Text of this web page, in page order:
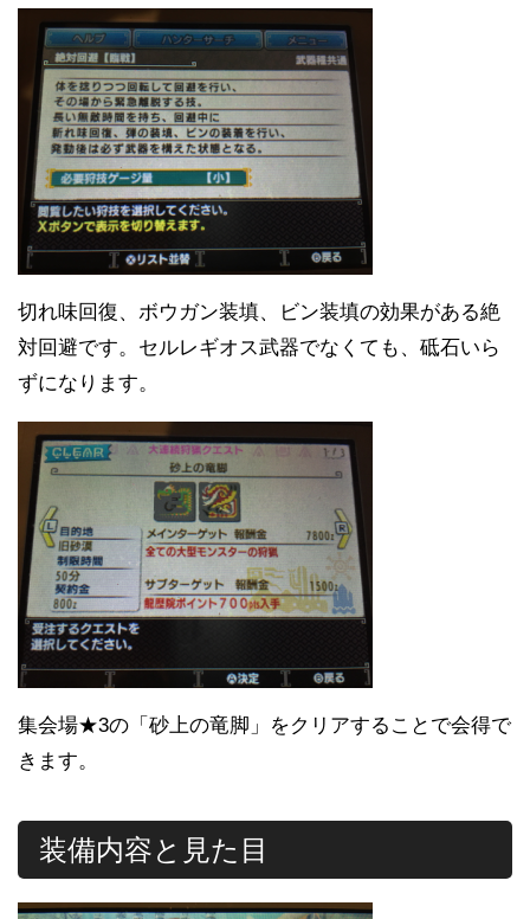
切れ味回復、ボウガン装填、ビン装填の効果がある絶
対回避です。セルレギオス武器でなくても、砥石いら
ずになります。
集会場★3の「砂上の竜脚」をクリアすることで会得で
きます。
装備内容と見た目